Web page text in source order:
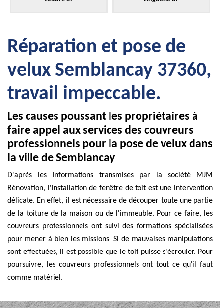
Réparation et pose de
velux Semblancay 37360,
travail impeccable.
Les causes poussant les propriétaires à
faire appel aux services des couvreurs
professionnels pour la pose de velux dans
la ville de Semblancay
D'après les informations transmises par la société MJM
Rénovation, l'installation de fenêtre de toit est une intervention
délicate. En effet, il est nécessaire de découper toute une partie
de la toiture de la maison ou de l'immeuble. Pour ce faire, les
couvreurs professionnels ont suivi des formations spécialisées
pour mener à bien les missions. Si de mauvaises manipulations
sont effectuées, il est possible que le toit puisse s'écrouler. Pour
poursuivre, les couvreurs professionnels ont tout ce qu'il faut
comme matériel.